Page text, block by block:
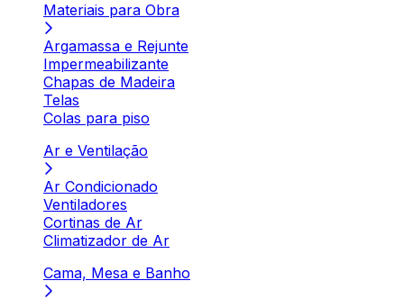
Materiais para Obra
Argamassa e Rejunte
Impermeabilizante
Chapas de Madeira
Telas
Colas para piso
Ar e Ventilação
Ar Condicionado
Ventiladores
Cortinas de Ar
Climatizador de Ar
Cama, Mesa e Banho